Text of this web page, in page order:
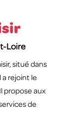
situé dans
rejoint le
propose aux
de
Loire